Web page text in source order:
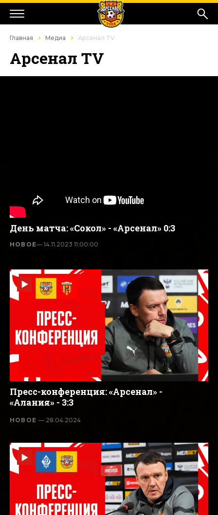
Главная Медиа Арсенал TV
Арсенал TV
День матча: «Сокол» - «Арсенал» 0:3
НОВОЕ— 14.11.2023 11:00:00
Пресс-конференция: «Арсенал» -
«Алания» - 3:3
НОВОЕ— 28.04.2024